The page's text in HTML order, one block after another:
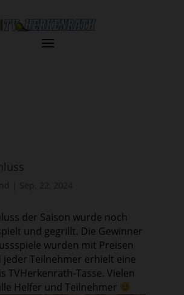
der Saison wurde noch
und gegrillt. Die Gewinner
wurden mit Preisen
jeder Teilnehmer erhielt eine
TVHerkenrath-Tasse. Vielen
Helfer und Teilnehmer